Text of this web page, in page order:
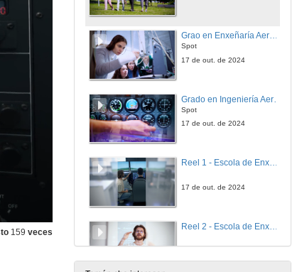
159 veces
Grao en Enxeñaría Aeroespacial. Campus de Ourense
Spot
17 de out. de 2024
Spot
17 de out. de 2024
Reel 1 - Escola de Enxeñaría Aeronáutica e do Espazo
17 de out. de 2024